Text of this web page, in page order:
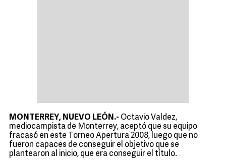
MONTERREY, NUEVO LEÓN.- Octavio Valdez,
mediocampista de Monterrey, aceptó que su equipo
fracasó en este Torneo Apertura 2008, luego que no
fueron capaces de conseguir el objetivo que se
plantearon al inicio, que era conseguir el título.